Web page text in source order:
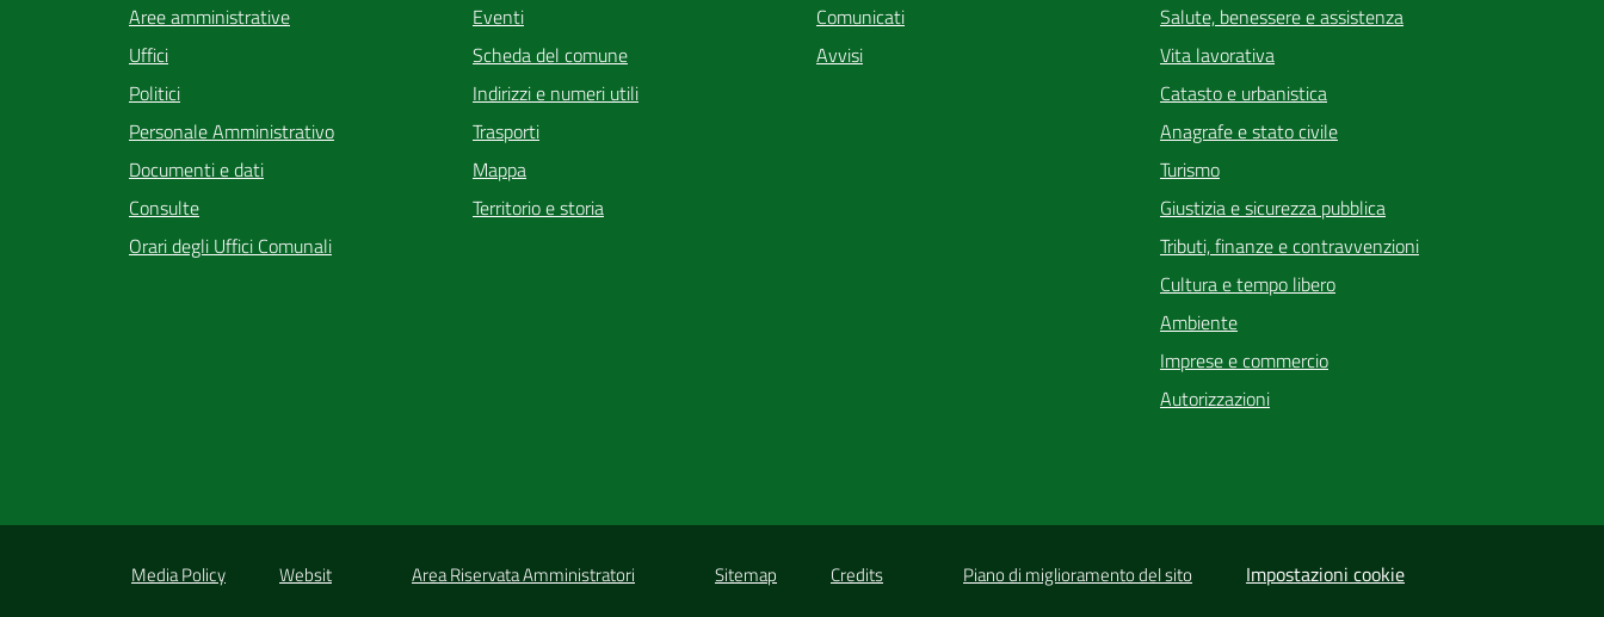
Aree amministrative
Uffici
Politici
Personale Amministrativo
Documenti e dati
Consulte
Orari degli Uffici Comunali
Eventi
Scheda del comune
Indirizzi e numeri utili
Trasporti
Mappa
Territorio e storia
Comunicati
Avvisi
Salute, benessere e assistenza
Vita lavorativa
Catasto e urbanistica
Anagrafe e stato civile
Turismo
Giustizia e sicurezza pubblica
Tributi, finanze e contravvenzioni
Cultura e tempo libero
Ambiente
Imprese e commercio
Autorizzazioni
Media Policy Websit Area Riservata Amministratori Sitemap Credits Piano di miglioramento del sito Impostazioni cookie